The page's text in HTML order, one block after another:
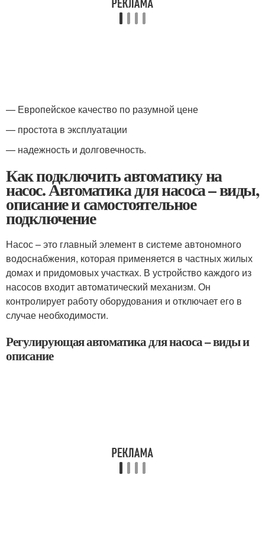
— Европейское качество по разумной цене
— простота в эксплуатации
— надежность и долговечность.
Как подключить автоматику на
насос. Автоматика для насоса – виды,
описание и самостоятельное
подключение
Насос – это главный элемент в системе автономного
водоснабжения, которая применяется в частных жилых
домах и придомовых участках. В устройство каждого из
насосов входит автоматический механизм. Он
контролирует работу оборудования и отключает его в
случае необходимости.
Регулирующая автоматика для насоса – виды и
описание